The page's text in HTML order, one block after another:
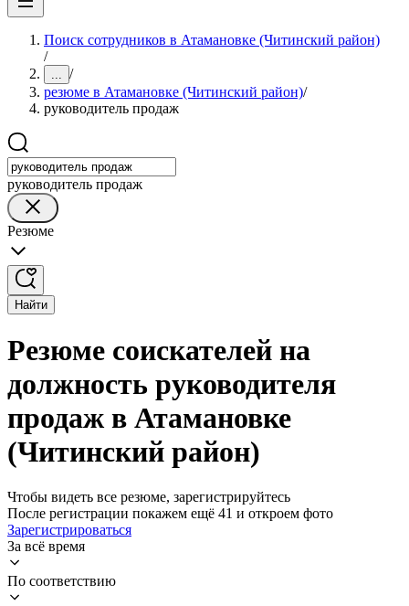
Поиск сотрудников в Атамановке (Читинский район)
/
... /
резюме в Атамановке (Читинский район)/
руководитель продаж
руководитель продаж
Резюме
Найти
Резюме соискателей на
должность руководителя
продаж в Атамановке
(Читинский район)
Чтобы видеть все резюме, зарегистрируйтесь
После регистрации покажем ещё 41 и откроем фото
Зарегистрироваться
За всё время
По соответствию